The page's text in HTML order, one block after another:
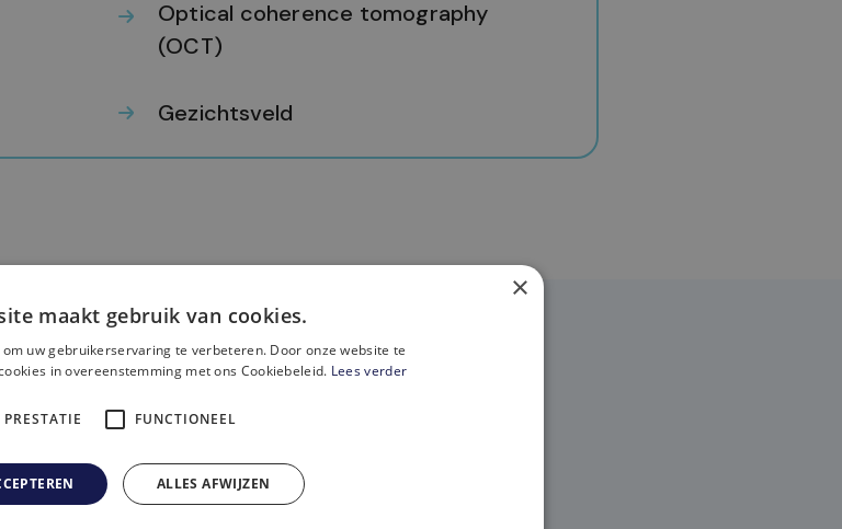
Optical coherence tomography
(OCT)
Gezichtsveld
wat je zocht?
×
maakt gebruik van cookies.
uw gebruikerservaring te verbeteren. Door onze website te
in overeenstemming met ons Cookiebeleid. Lees verder
PRESTATIE FUNCTIONEEL
ALLES AFWIJZEN